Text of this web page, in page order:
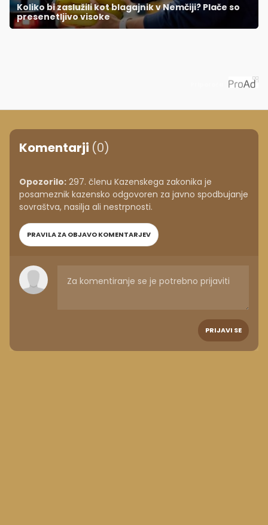
Koliko bi zaslužili kot blagajnik v Nemčiji? Plače so
presenetljivo visoke
Komentarji (0)
Opozorilo: 297. členu Kazenskega zakonika je
posameznik kazensko odgovoren za javno spodbujanje
sovraštva, nasilja ali nestrpnosti.
PRAVILA ZA OBJAVO KOMENTARJEV
PRIJAVI SE